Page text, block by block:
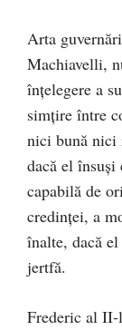
Arta
Machiavelli,
înţelegere a
simțire între
nici bună nici
dacă el însuși
capabilă de
credinţei, a
înalte, dacă
jertfă.
Frederic al II-